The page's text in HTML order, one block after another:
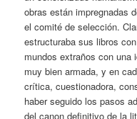
obras están impregnadas
el comité de selección.
estructuraba sus libros
mundos extraños con una
muy bien armada, y en
crítica, cuestionadora,
haber seguido los pasos
del canon definitivo de la